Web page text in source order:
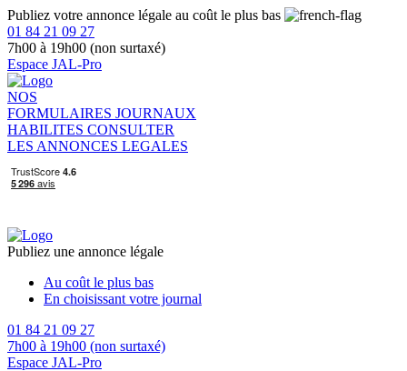
Publiez votre annonce légale au coût le plus bas
01 84 21 09 27
7h00 à 19h00 (non surtaxé)
Espace JAL-Pro
NOS
FORMULAIRES JOURNAUX
HABILITES CONSULTER
LES ANNONCES LEGALES
Publiez une annonce légale
Au coût le plus bas
En choisissant votre journal
01 84 21 09 27
7h00 à 19h00 (non surtaxé)
Espace JAL-Pro